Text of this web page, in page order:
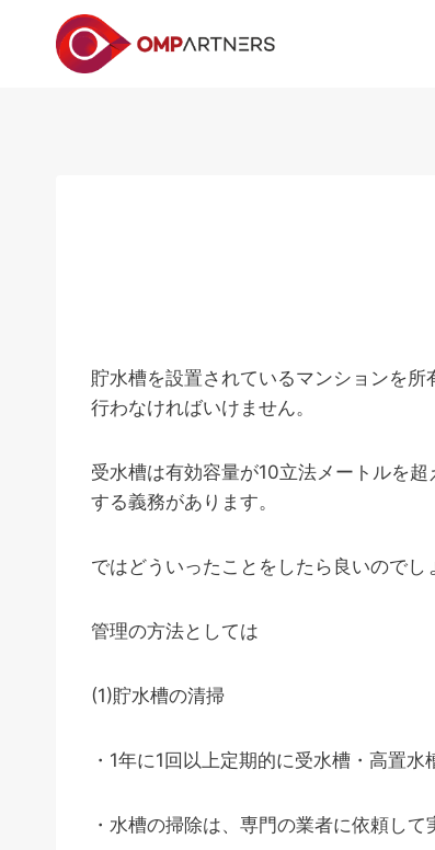
貯水槽を設置されているマンションを
行わなければいけません。
受水槽は有効容量が10立法メートルを
する義務があります。
ではどういったことをしたら良いのでし
管理の方法としては
(1)貯水槽の清掃
・1年に1回以上定期的に受水槽・高置水
・水槽の掃除は、専門の業者に依頼して